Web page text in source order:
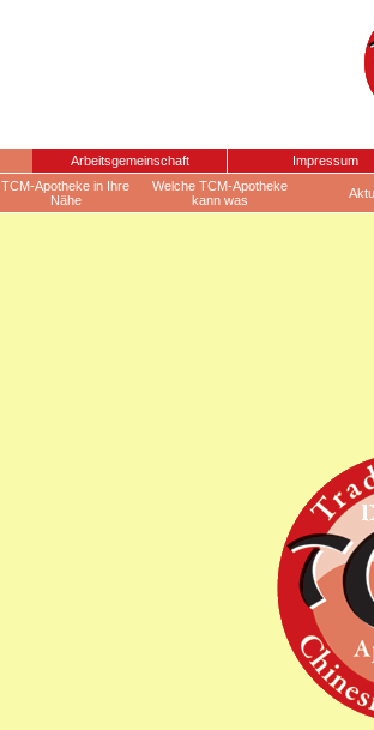
Arbeitsgemeinschaft Impressum
TCM-Apotheke in Ihre
Nähe
Welche TCM-Apotheke
kann was